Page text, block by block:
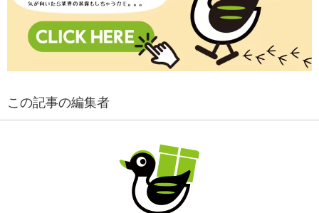
この記事の編集者